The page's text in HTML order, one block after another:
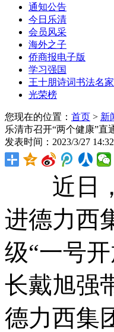
通知公告
今日乐清
会员风采
海外之子
侨商报电子版
学习强国
王十朋诗词书法名
光荣榜
您现在的位置： 首页 > 新
乐清市召开“两个健康”直
发表时间：2023/3/27
近日，
进德力西
级“一号
长戴旭强
德力西集